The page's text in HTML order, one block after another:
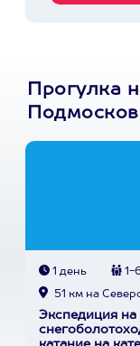
Прогулка
1 день 1-
51 км на
Экспедиция на